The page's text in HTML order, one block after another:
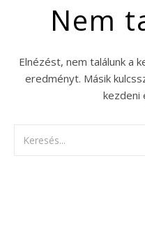
Nem
Elnézést, nem találunk a
eredményt. Másik
kezdeni